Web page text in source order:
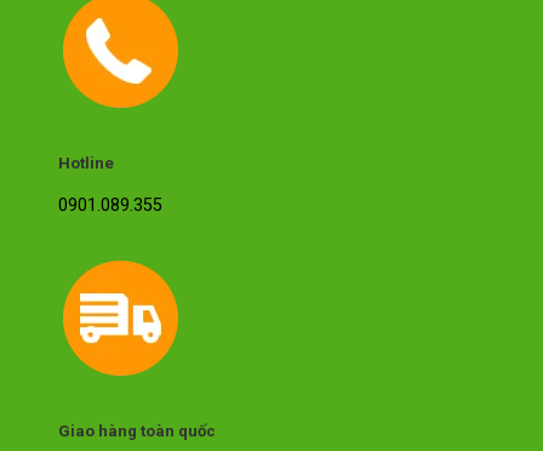
Hotline
0901.089.355
Giao hàng toàn quốc